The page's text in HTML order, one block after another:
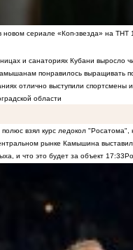
новом сериале «Коп-звезда» на ТНТ
и санаториях Кубани выросло
понравилось выращивать
отлично выступили спортсмены
области
взял курс ледокол
рынке Камышина
и что это будет за объект 17:33